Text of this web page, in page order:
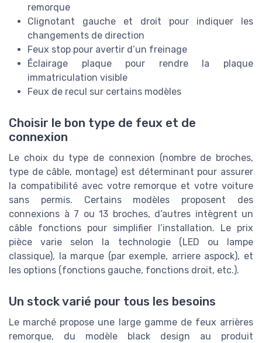
remorque
Clignotant gauche et droit pour indiquer les
changements de direction
Feux stop pour avertir d’un freinage
Éclairage plaque pour rendre la plaque
immatriculation visible
Feux de recul sur certains modèles
Choisir le bon type de feux et de
connexion
Le choix du type de connexion (nombre de broches,
type de câble, montage) est déterminant pour assurer
la compatibilité avec votre remorque et votre voiture
sans permis. Certains modèles proposent des
connexions à 7 ou 13 broches, d’autres intègrent un
câble fonctions pour simplifier l’installation. Le prix
pièce varie selon la technologie (LED ou lampe
classique), la marque (par exemple, arriere aspock), et
les options (fonctions gauche, fonctions droit, etc.).
Un stock varié pour tous les besoins
Le marché propose une large gamme de feux arrières
remorque, du modèle black design au produit